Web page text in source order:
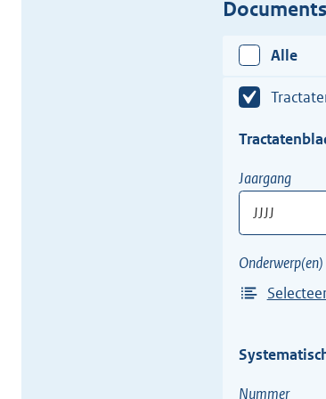
Alle
Jaargang
hier
een
van
een
Onderwerp(en)
of
meer
Nummer